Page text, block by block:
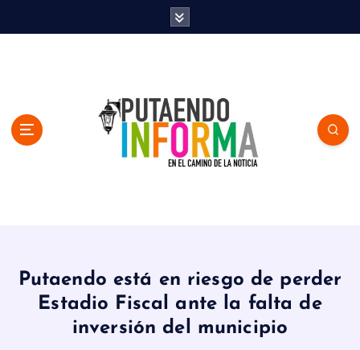
Putaendo está en riesgo de perder
Estadio Fiscal ante la falta de
inversión del municipio